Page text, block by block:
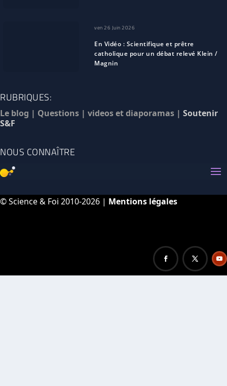
ven 26 Juin 2026
En Vidéo : Scientifique et prêtre
catholique pour un débat relevé Klein /
Magnin
RUBRIQUES:
Le blog | Questions | videos et diaporamas | Soutenir
S&F
NOUS CONNAÎTRE
© Science & Foi 2010-2026 | Mentions légales